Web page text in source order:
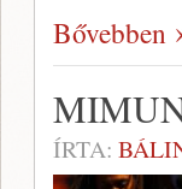
Bővebben
ÍRTA: